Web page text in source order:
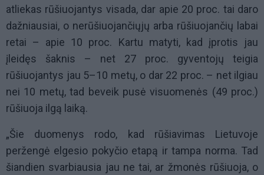
atliekas rūšiuojantys visada, dar apie 20 proc. tai daro
dažniausiai, o nerūšiuojančiųjų arba rūšiuojančių labai
retai – apie 10 proc. Kartu matyti, kad įprotis jau
įleidęs šaknis – net 27 proc. gyventojų teigia
rūšiuojantys jau 5–10 metų, o dar 22 proc. – net ilgiau
nei 10 metų, tad beveik pusė visuomenės (49 proc.)
rūšiuoja ilgą laiką.
„Šie duomenys rodo, kad rūšiavimas Lietuvoje
peržengė elgesio pokyčio etapą ir tampa norma. Tad
šiandien svarbiausia jau ne tai, ar žmonės rūšiuoja, o